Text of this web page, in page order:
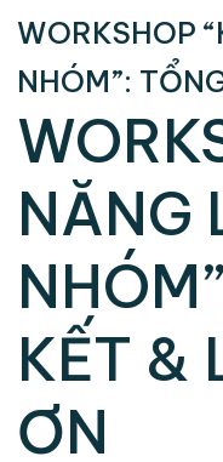
WORKSHOP
NHÓM”:
NĂNG
KẾT &
ƠN